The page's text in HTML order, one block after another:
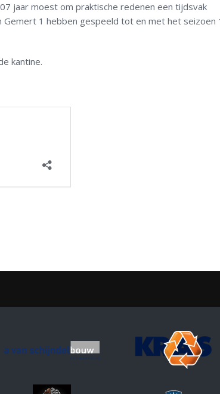
jaar moest om praktische redenen een tijdsvak
1 hebben gespeeld tot en met het seizoen
kantine.